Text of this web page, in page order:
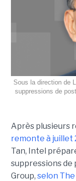
Sous la direction de
suppressions de
Après plusieurs
remonte à juillet
Tan, Intel
suppressions de
Group, selon